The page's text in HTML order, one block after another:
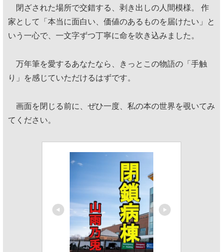
閉ざされた場所で交錯する、剥き出しの人間模様。 作
家として「本当に面白い、価値のあるものを届けたい」と
いう一心で、一文字ずつ丁寧に命を吹き込みました。
万年筆を愛するあなたなら、きっとこの物語の「手触
り」を感じていただけるはずです。
画面を閉じる前に、ぜひ一度、私の本の世界を覗いてみ
てください。